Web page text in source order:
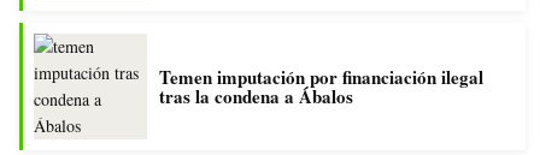
Temen imputación por financiación ilegal
tras la condena a Ábalos